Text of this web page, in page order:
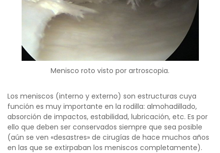
Menisco roto visto por artroscopia.
Los meniscos (interno y externo) son estructuras cuya
función es muy importante en la rodilla: almohadillado,
absorción de impactos, estabilidad, lubricación, etc. Es por
ello que deben ser conservados siempre que sea posible
(aún se ven «desastres» de cirugías de hace muchos años
en las que se extirpaban los meniscos completamente).